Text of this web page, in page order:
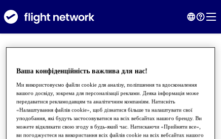
Ваша конфіденційність важлива для нас!
Ми використовуємо файли cookie для аналізу, поліпшення та вдосконалення
вашого досвіду, зокрема для персоналізації реклами. Деяка інформація може
передаватися рекламодавцям та аналітичним компаніям. Натисніть
«Налаштування файлів cookie», щоб дізнатися більше та налаштувати свої
уподобання, які будуть застосовуватися на всіх вебсайтах нашого бренду. Ви
можете відкликати свою згоду в будь-який час. Натискаючи «Прийняти все»,
ви погоджуєтеся на використання всіх файлів cookie на всіх вебсайтах нашого